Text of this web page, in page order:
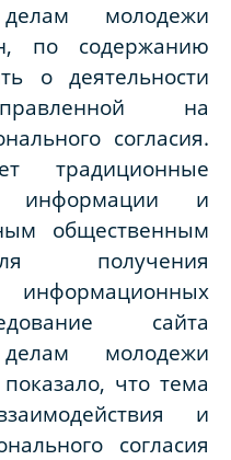
молодежи
по содержанию
о деятельности
на
согласия.
традиционные
информации и
общественным
получения
сайта
молодежи
что тема
и
согласия